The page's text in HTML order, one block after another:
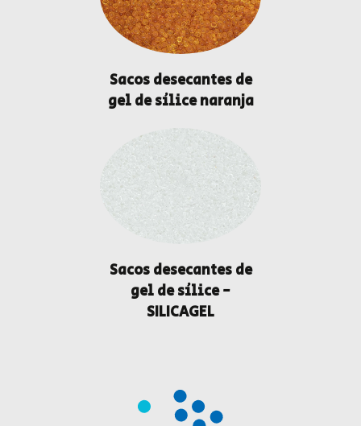
Sacos desecantes de
gel de sílice naranja
Sacos desecantes de
gel de sílice -
SILICAGEL